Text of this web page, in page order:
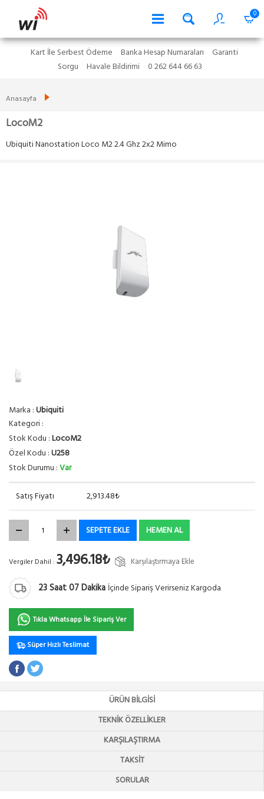
0
Kart İle Serbest Ödeme Banka Hesap Numaraları
Garanti
Sorgu
Havale Bildirimi 0 262 644 66 63
Anasayfa
LocoM2
Ubiquiti Nanostation Loco M2 2.4 Ghz 2x2 Mimo
Marka :Ubiquiti
Kategori :
Stok Kodu :LocoM2
Özel Kodu :U258
Stok Durumu :Var
Satış Fiyatı 2,913.48₺
SEPETE EKLE HEMEN AL
Vergiler Dahil : 3,496.18₺ Karşılaştırmaya Ekle
23Saat07Dakika İçinde Sipariş Verirseniz Kargoda
Tıkla Whatsapp İle Sipariş Ver
Süper Hızlı Teslimat
ÜRÜN BILGISI
TEKNIK ÖZELLIKLER
KARŞILAŞTIRMA
TAKSIT
SORULAR